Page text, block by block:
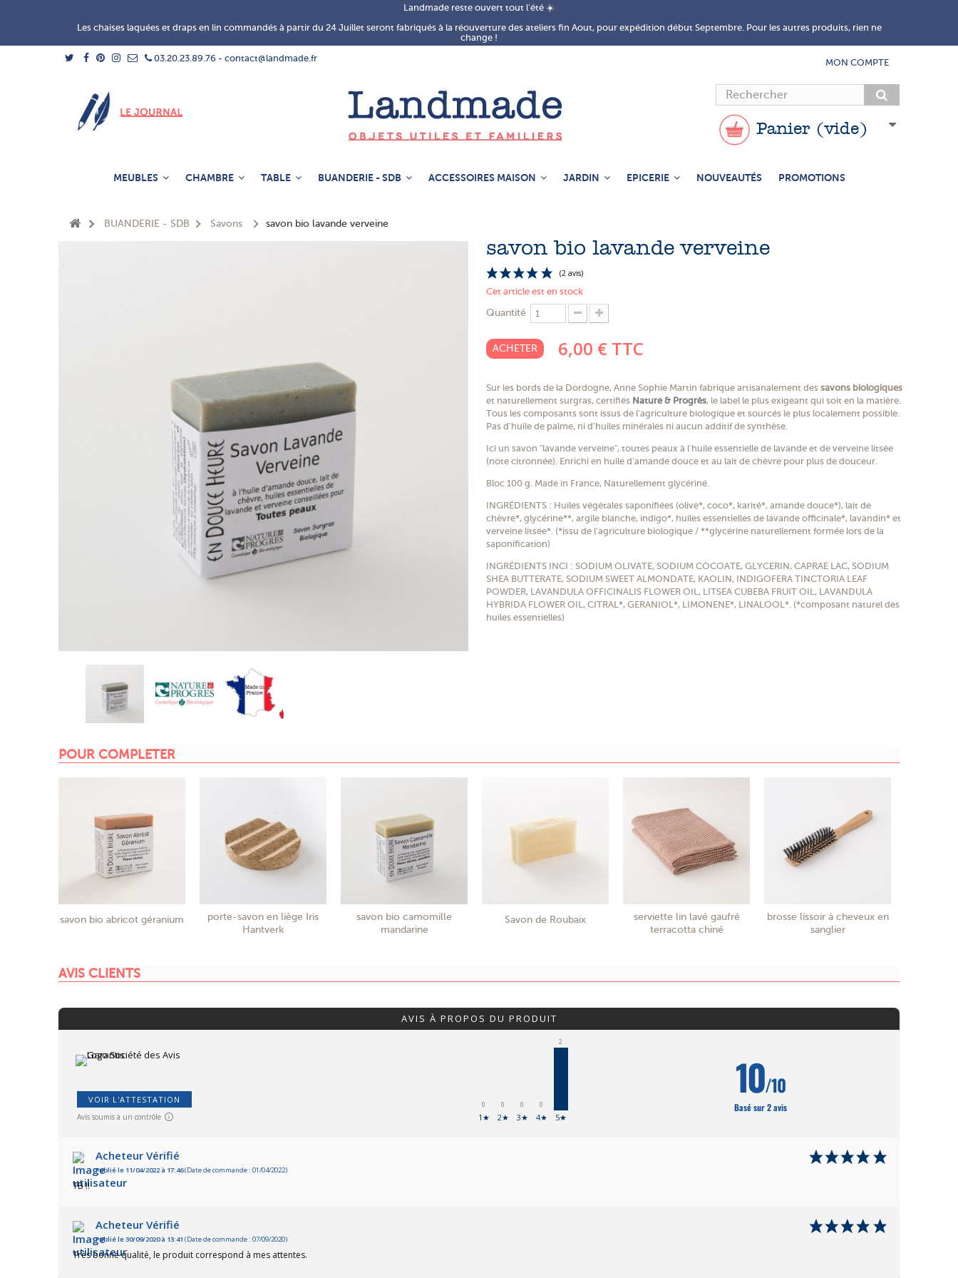
Landmade reste ouvert tout l'été ☀️
Les chaises laquées et draps en lin commandés à partir du 24 Juillet seront fabriqués à la réouverture des ateliers fin Aout, pour expédition début Septembre. Pour les autres produits, rien ne
change !
03.20.23.89.76 - contact@landmade.fr
MON COMPTE
Panier (vide)
MEUBLES CHAMBRE TABLE BUANDERIE - SDB ACCESSOIRES MAISON JARDIN EPICERIE NOUVEAUTÉS PROMOTIONS
BUANDERIE - SDB Savons savon bio lavande verveine
savon bio lavande verveine
Cet article est en stock
Quantité
ACHETER 6,00 € TTC
Sur les bords de la Dordogne, Anne Sophie Martin fabrique artisanalement des savons biologiques
et naturellement surgras, certifiés Nature & Progrès, le label le plus exigeant qui soit en la matière.
Tous les composants sont issus de l'agriculture biologique et sourcés le plus localement possible.
Pas d'huile de palme, ni d'huiles minérales ni aucun additif de synthèse.
Ici un savon "lavande verveine", toutes peaux à l'huile essentielle de lavande et de verveine litsée
(note citronnée). Enrichi en huile d'amande douce et au lait de chèvre pour plus de douceur.
Bloc 100 g. Made in France, Naturellement glycériné.
INGRÉDIENTS : Huiles végétales saponifiées (olive*, coco*, karité*, amande douce*), lait de
chèvre*, glycérine**, argile blanche, indigo*, huiles essentielles de lavande officinale*, lavandin* et
verveine litsée*. (*issu de l'agriculture biologique / **glycérine naturellement formée lors de la
saponification)
INGRÉDIENTS INCI : SODIUM OLIVATE, SODIUM COCOATE, GLYCERIN, CAPRAE LAC, SODIUM
SHEA BUTTERATE, SODIUM SWEET ALMONDATE, KAOLIN, INDIGOFERA TINCTORIA LEAF
POWDER, LAVANDULA OFFICINALIS FLOWER OIL, LITSEA CUBEBA FRUIT OIL, LAVANDULA
HYBRIDA FLOWER OIL, CITRAL*, GERANIOL*, LIMONENE*, LINALOOL*. (*composant naturel des
huiles essentielles)
POUR COMPLETER
savon bio abricot géranium
porte-savon en liège Iris
Hantverk
savon bio camomille
mandarine
Savon de Roubaix
serviette lin lavé gaufré
terracotta chiné
brosse lissoir à cheveux en
sanglier
AVIS CLIENTS
AVIS À PROPOS DU PRODUIT
VOIR L'ATTESTATION
Avis soumis à un contrôle
0
1★
0
2★
0
3★
0
4★
2
5★
10/10
Basé sur 2 avis
Acheteur Vérifié
Publié le 11/04/2022 à 17:46(Date de commande : 01/04/2022)
TB !!
Acheteur Vérifié
Publié le 30/09/2020 à 13:41 (Date de commande : 07/09/2020)
Très bonne qualité, le produit correspond à mes attentes.